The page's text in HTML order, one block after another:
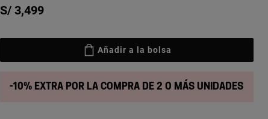
S/ 3,499
Añadir a la bolsa
-10% extra por la compra de 2 o más unidades